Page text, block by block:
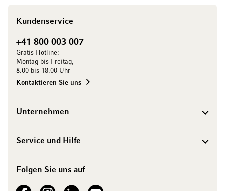
Kundenservice
+41 800 003 007
Gratis Hotline:
Montag bis Freitag,
8.00 bis 18.00 Uhr
Kontaktieren Sie uns
Unternehmen
Service und Hilfe
Folgen Sie uns auf
See our FacebookSee our Instagram account
See our LinkedInSee our YouTube channel